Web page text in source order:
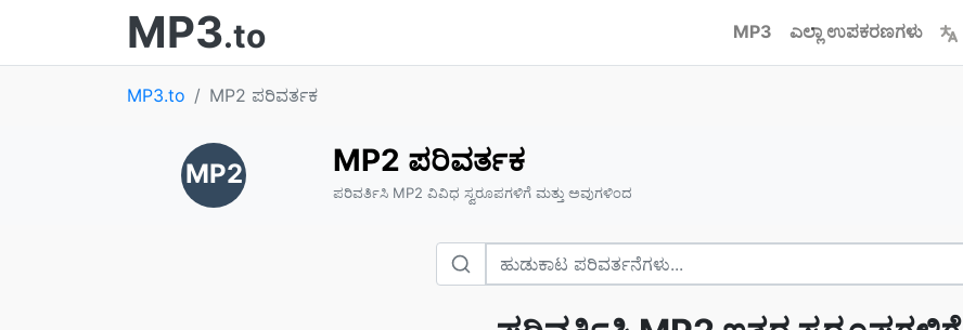
MP3.to MP3 ಎಲ್ಲಾ ಉಪಕರಣಗಳು
MP3.to MP2 ಪರಿವರ್ತಕ
MP2 MP2 ಪರಿವರ್ತಕ
ಪರಿವರ್ತಿಸಿ MP2 ವಿವಿಧ ಸ್ವರೂಪಗಳಿಗೆ ಮತ್ತು ಅವುಗಳಿಂದ